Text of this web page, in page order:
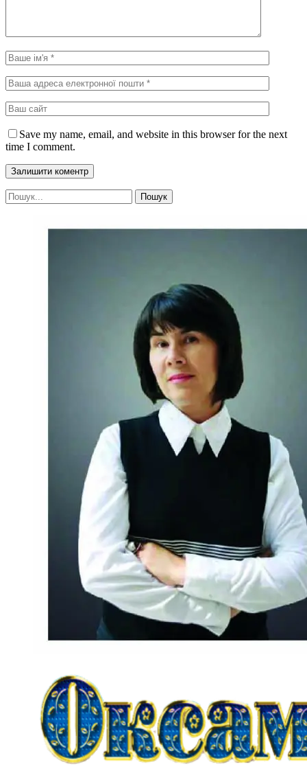
Save my name, email, and website in this browser for the next
time I comment.